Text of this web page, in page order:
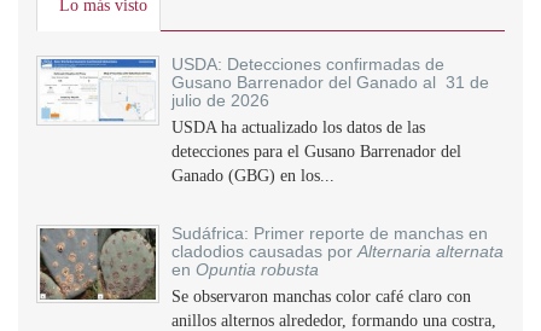
Lo más visto
USDA: Detecciones confirmadas de
Gusano Barrenador del Ganado al 31 de
julio de 2026
USDA ha actualizado los datos de las
detecciones para el Gusano Barrenador del
Ganado (GBG) en los...
Sudáfrica: Primer reporte de manchas en
cladodios causadas por Alternaria alternata
en Opuntia robusta
Se observaron manchas color café claro con
anillos alternos alrededor, formando una costra,